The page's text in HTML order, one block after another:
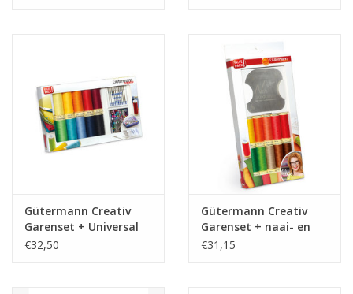
Gütermann Creativ
Garenset + Universal
naalden + Speldjes
€32,50
Gütermann Creativ
Garenset + naai- en
strijkpatroon
€31,15